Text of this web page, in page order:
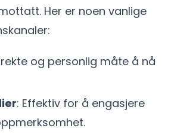
Her er noen vanlige
og personlig måte å nå
: Effektiv for å engasjere